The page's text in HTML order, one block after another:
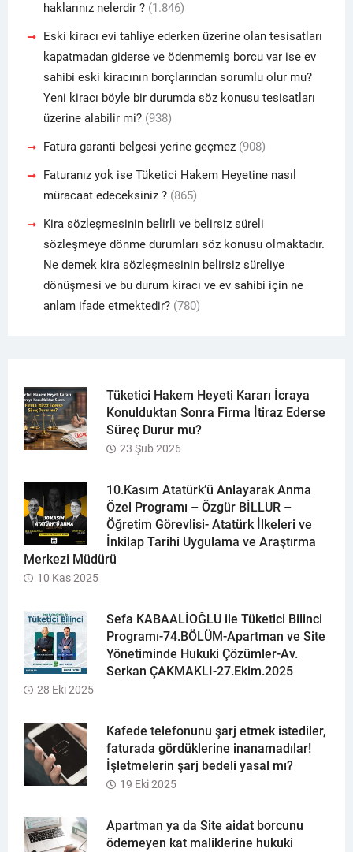
haklarınız nelerdir ? (1.846)
Eski kiracı evi tahliye ederken üzerine olan tesisatları
kapatmadan giderse ve ödenmemiş borcu var ise ev
sahibi eski kiracının borçlarından sorumlu olur mu?
Yeni kiracı böyle bir durumda söz konusu tesisatları
üzerine alabilir mi? (938)
Fatura garanti belgesi yerine geçmez (908)
Faturanız yok ise Tüketici Hakem Heyetine nasıl
müracaat edeceksiniz ? (865)
Kira sözleşmesinin belirli ve belirsiz süreli
sözleşmeye dönme durumları söz konusu olmaktadır.
Ne demek kira sözleşmesinin belirsiz süreliye
dönüşmesi ve bu durum kiracı ve ev sahibi için ne
anlam ifade etmektedir? (780)
Tüketici Hakem Heyeti Kararı İcraya
Konulduktan Sonra Firma İtiraz Ederse
Süreç Durur mu?
23 Şub 2026
10.Kasım Atatürk’ü Anlayarak Anma
Özel Programı – Özgür BİLLUR –
Öğretim Görevlisi- Atatürk İlkeleri ve
İnkilap Tarihi Uygulama ve Araştırma
Merkezi Müdürü
10 Kas 2025
Sefa KABAALİOĞLU ile Tüketici Bilinci
Programı-74.BÖLÜM-Apartman ve Site
Yönetiminde Hukuki Çözümler-Av.
Serkan ÇAKMAKLI-27.Ekim.2025
28 Eki 2025
Kafede telefonunu şarj etmek istediler,
faturada gördüklerine inanamadılar!
İşletmelerin şarj bedeli yasal mı?
19 Eki 2025
Apartman ya da Site aidat borcunu
ödemeyen kat maliklerine hukuki